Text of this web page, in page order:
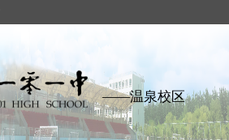
——温泉校区